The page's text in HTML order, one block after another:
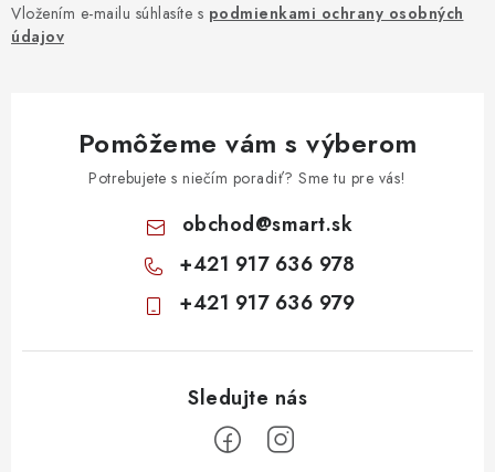
Vložením e-mailu súhlasíte s podmienkami ochrany osobných
údajov
Pomôžeme vám s výberom
Potrebujete s niečím poradiť? Sme tu pre vás!
obchod@smart.sk
+421 917 636 978
+421 917 636 979